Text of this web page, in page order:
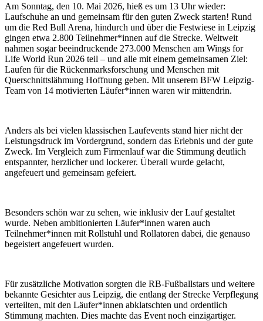
Am Sonntag, den 10. Mai 2026, hieß es um 13 Uhr wieder:
Laufschuhe an und gemeinsam für den guten Zweck starten! Rund
um die Red Bull Arena, hindurch und über die Festwiese in Leipzig
gingen etwa 2.800 Teilnehmer*innen auf die Strecke. Weltweit
nahmen sogar beeindruckende 273.000 Menschen am Wings for
Life World Run 2026 teil – und alle mit einem gemeinsamen Ziel:
Laufen für die Rückenmarksforschung und Menschen mit
Querschnittslähmung Hoffnung geben. Mit unserem BFW Leipzig-
Team von 14 motivierten Läufer*innen waren wir mittendrin.
Anders als bei vielen klassischen Laufevents stand hier nicht der
Leistungsdruck im Vordergrund, sondern das Erlebnis und der gute
Zweck. Im Vergleich zum Firmenlauf war die Stimmung deutlich
entspannter, herzlicher und lockerer. Überall wurde gelacht,
angefeuert und gemeinsam gefeiert.
Besonders schön war zu sehen, wie inklusiv der Lauf gestaltet
wurde. Neben ambitionierten Läufer*innen waren auch
Teilnehmer*innen mit Rollstuhl und Rollatoren dabei, die genauso
begeistert angefeuert wurden.
Für zusätzliche Motivation sorgten die RB-Fußballstars und weitere
bekannte Gesichter aus Leipzig, die entlang der Strecke Verpflegung
verteilten, mit den Läufer*innen abklatschten und ordentlich
Stimmung machten. Dies machte das Event noch einzigartiger.